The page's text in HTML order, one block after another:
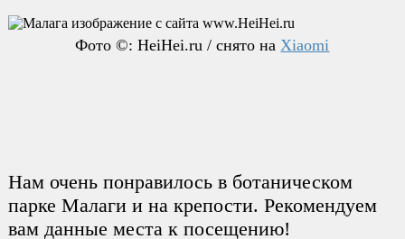
Фото ©: HeiHei.ru / снято на Xiaomi
Нам очень понравилось в ботаническом
парке Малаги и на крепости. Рекомендуем
вам данные места к посещению!